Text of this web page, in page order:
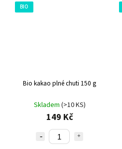
BIO
Bio kakao plné chuti 150 g
Skladem (>10 KS)
149 Kč